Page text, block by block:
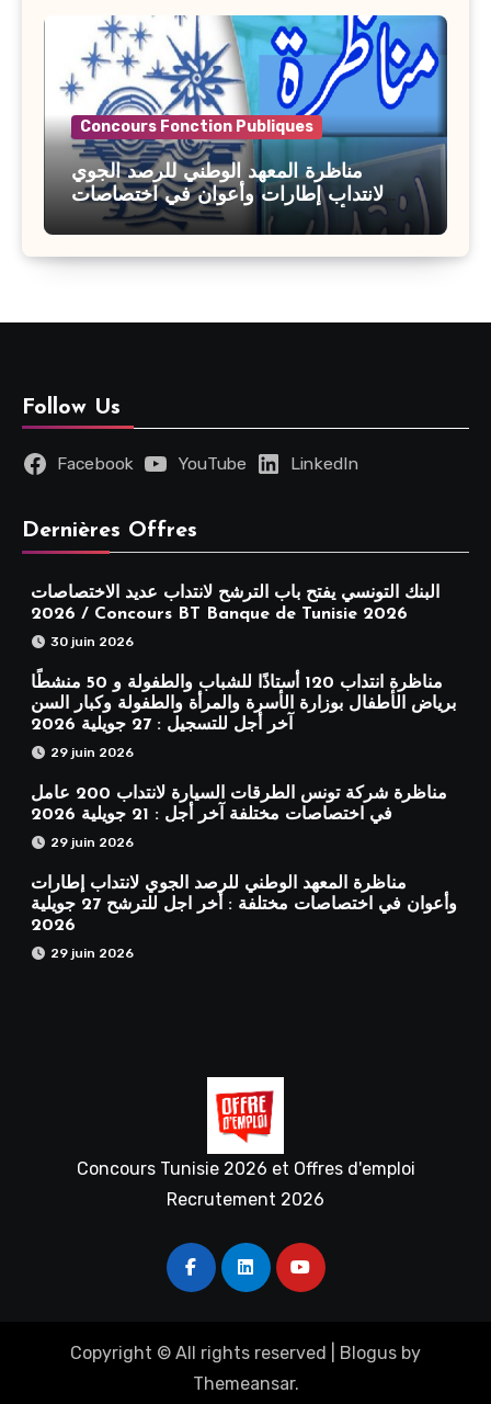
Concours Fonction Publiques
مناظرة المعهد الوطني للرصد الجوي
لانتداب إطارات وأعوان في اختصاصات
مختلفة : أخر اجل للترشح 27 جويلية 2026
Follow Us
Facebook YouTube LinkedIn
Dernières Offres
البنك التونسي يفتح باب الترشح لانتداب عديد الاختصاصات
2026 / Concours BT Banque de Tunisie 2026
30 juin 2026
مناظرة انتداب 120 أستاذًا للشباب والطفولة و 50 منشطًا
برياض الأطفال بوزارة الأسرة والمرأة والطفولة وكبار السن
آخر أجل للتسجيل : 27 جويلية 2026
29 juin 2026
مناظرة شركة تونس الطرقات السيارة لانتداب 200 عامل
في اختصاصات مختلفة آخر أجل : 21 جويلية 2026
29 juin 2026
مناظرة المعهد الوطني للرصد الجوي لانتداب إطارات
وأعوان في اختصاصات مختلفة : أخر اجل للترشح 27 جويلية
2026
29 juin 2026
Concours Tunisie 2026 et Offres d'emploi
Recrutement 2026
Copyright © All rights reserved Blogus by
Themeansar.